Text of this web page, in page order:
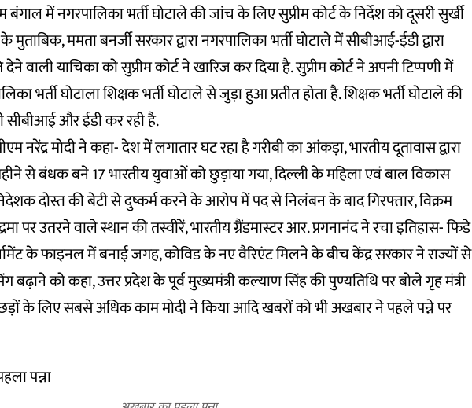
बंगाल में नगरपालिका भर्ती घोटाले की जांच के लिए सुप्रीम कोर्ट के निर्देश को दूसरी सुर्खी
ममता बनर्जी सरकार द्वारा नगरपालिका भर्ती घोटाले में सीबीआई-ईडी द्वारा
वाली याचिका को सुप्रीम कोर्ट ने खारिज कर दिया है. सुप्रीम कोर्ट ने अपनी टिप्पणी में
भर्ती घोटाला शिक्षक भर्ती घोटाले से जुड़ा हुआ प्रतीत होता है. शिक्षक भर्ती घोटाले की
और ईडी कर रही है.
नरेंद्र मोदी ने कहा- देश में लगातार घट रहा है गरीबी का आंकड़ा, भारतीय दूतावास द्वारा
से बंधक बने 17 भारतीय युवाओं को छुड़ाया गया, दिल्ली के महिला एवं बाल विकास
दोस्त की बेटी से दुष्कर्म करने के आरोप में पद से निलंबन के बाद गिरफ्तार, विक्रम
पर उतरने वाले स्थान की तस्वीरें, भारतीय ग्रैंडमास्टर आर. प्रगनानंद ने रचा इतिहास- फिडे
के फाइनल में बनाई जगह, कोविड के नए वैरिएंट मिलने के बीच केंद्र सरकार ने राज्यों से
बढ़ाने को कहा, उत्तर प्रदेश के पूर्व मुख्यमंत्री कल्याण सिंह की पुण्यतिथि पर बोले गृह मंत्री
के लिए सबसे अधिक काम मोदी ने किया आदि खबरों को भी अखबार ने पहले पन्ने पर